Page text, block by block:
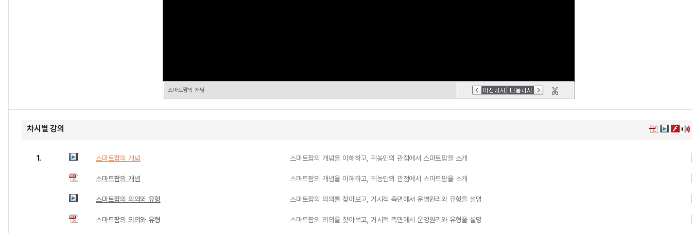
스마트팜의 개념
차시별 강의
1. 스마트팜의 개념 스마트팜의 개념을 이해하고, 귀농인의 관점에서 스마트팜을 소개
스마트팜의 개념 스마트팜의 개념을 이해하고, 귀농인의 관점에서 스마트팜을 소개
스마트팜의 의의와 유형 스마트팜의 의의를 찾아보고, 거시적 측면에서 운영원리와 유형을 설명
스마트팜의 의의와 유형 스마트팜의 의의를 찾아보고, 거시적 측면에서 운영원리와 유형을 설명